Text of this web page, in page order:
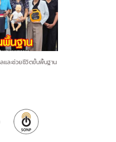
และช่วยชีวิตขั้นพื้นฐาน